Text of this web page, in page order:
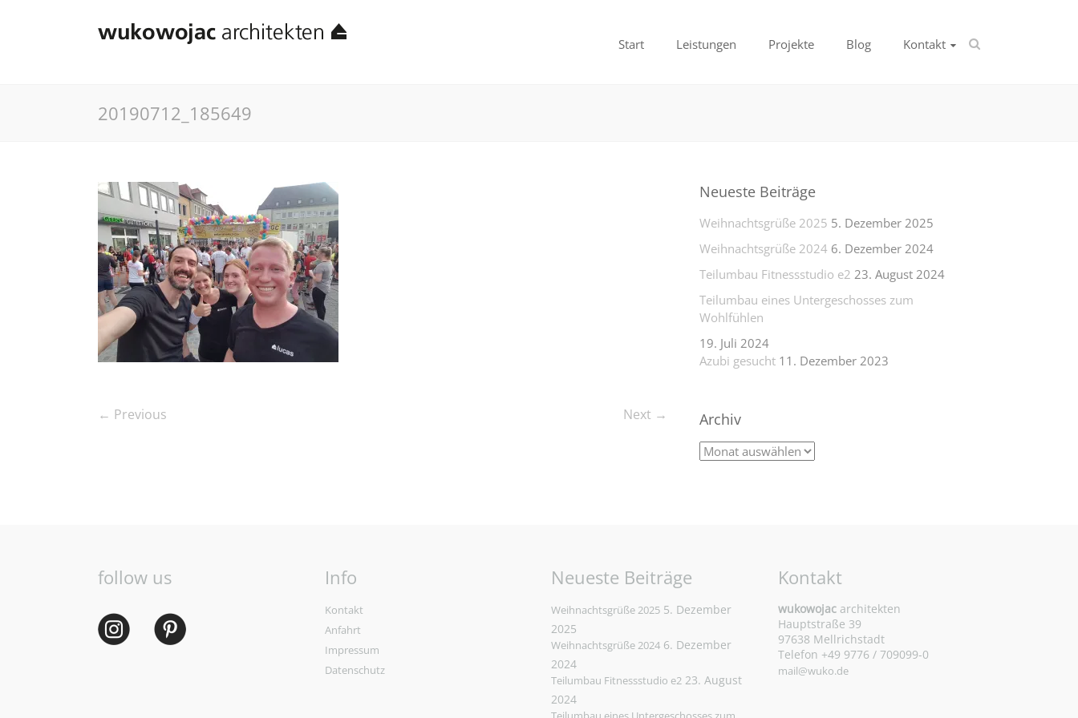
Start Leistungen Projekte Blog Kontakt
20190712_185649
← Previous Next →
Neueste Beiträge
Weihnachtsgrüße 2025 5. Dezember 2025
Weihnachtsgrüße 2024 6. Dezember 2024
Teilumbau Fitnessstudio e2 23. August 2024
Teilumbau eines Untergeschosses zum
Wohlfühlen
19. Juli 2024
Azubi gesucht 11. Dezember 2023
Archiv
follow us Info
Kontakt
Anfahrt
Impressum
Datenschutz
Neueste Beiträge
Weihnachtsgrüße 2025 5. Dezember
2025
Weihnachtsgrüße 2024 6. Dezember
2024
Teilumbau Fitnessstudio e2 23. August
2024
Kontakt
wukowojacarchitekten
Hauptstraße 39
97638 Mellrichstadt
Telefon +49 9776 / 709099-0
mail@wuko.de